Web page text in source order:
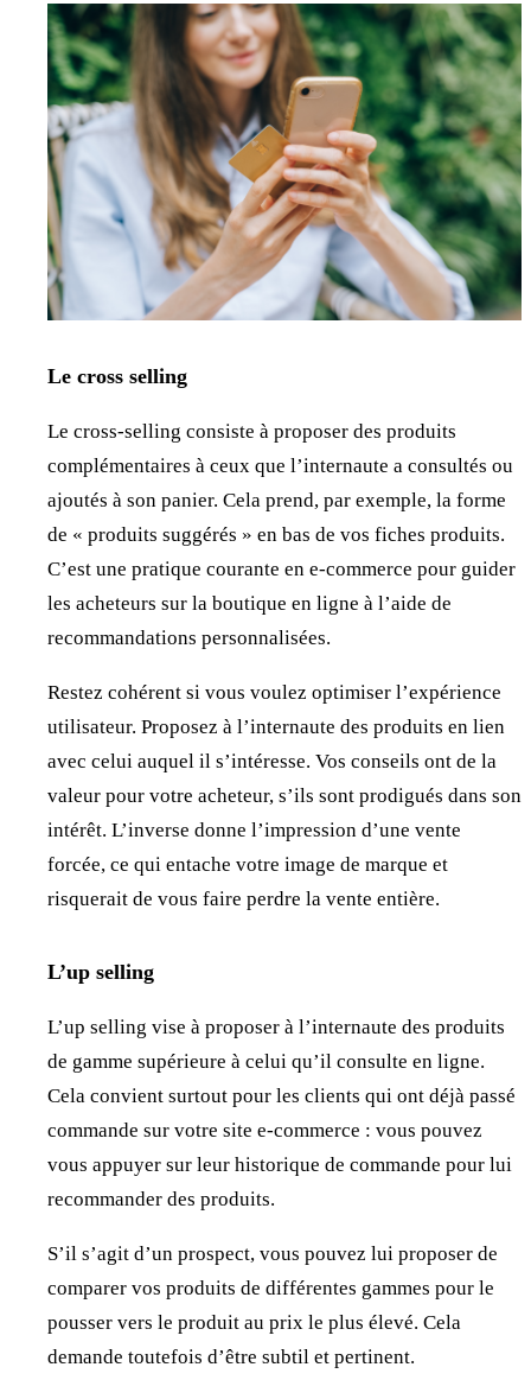
Le cross selling
Le cross-selling consiste à proposer des produits
complémentaires à ceux que l’internaute a consultés ou
ajoutés à son panier. Cela prend, par exemple, la forme
de « produits suggérés » en bas de vos fiches produits.
C’est une pratique courante en e-commerce pour guider
les acheteurs sur la boutique en ligne à l’aide de
recommandations personnalisées.
Restez cohérent si vous voulez optimiser l’expérience
utilisateur. Proposez à l’internaute des produits en lien
avec celui auquel il s’intéresse. Vos conseils ont de la
valeur pour votre acheteur, s’ils sont prodigués dans son
intérêt. L’inverse donne l’impression d’une vente
forcée, ce qui entache votre image de marque et
risquerait de vous faire perdre la vente entière.
L’up selling
L’up selling vise à proposer à l’internaute des produits
de gamme supérieure à celui qu’il consulte en ligne.
Cela convient surtout pour les clients qui ont déjà passé
commande sur votre site e-commerce : vous pouvez
vous appuyer sur leur historique de commande pour lui
recommander des produits.
S’il s’agit d’un prospect, vous pouvez lui proposer de
comparer vos produits de différentes gammes pour le
pousser vers le produit au prix le plus élevé. Cela
demande toutefois d’être subtil et pertinent.